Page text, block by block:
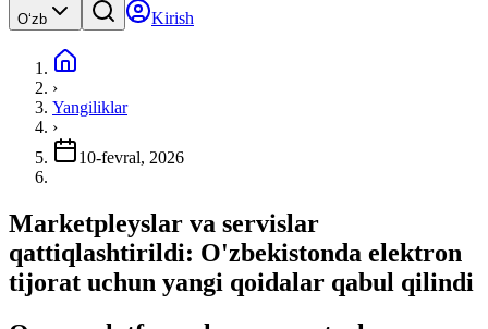
Oʻzb Kirish
›
Yangiliklar
›
10-fevral, 2026
Marketpleyslar va servislar
qattiqlashtirildi: O'zbekistonda elektron
tijorat uchun yangi qoidalar qabul qilindi